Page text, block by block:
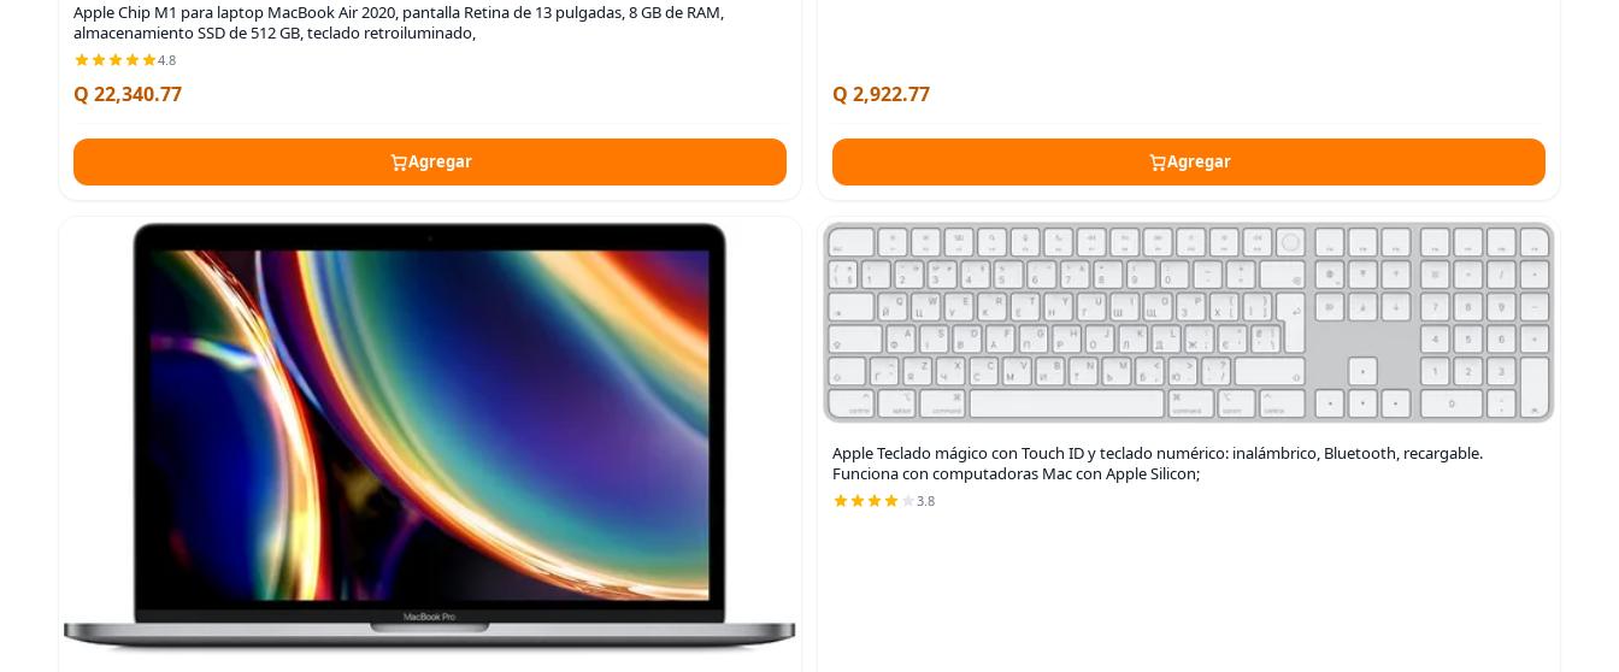
Apple Chip M1 para laptop MacBook Air 2020, pantalla Retina de 13 pulgadas, 8 GB de RAM,
almacenamiento SSD de 512 GB, teclado retroiluminado,
4.8
Q 22,340.77
Agregar
Q 2,922.77
Agregar
Apple Teclado mágico con Touch ID y teclado numérico: inalámbrico, Bluetooth, recargable.
Funciona con computadoras Mac con Apple Silicon;
3.8